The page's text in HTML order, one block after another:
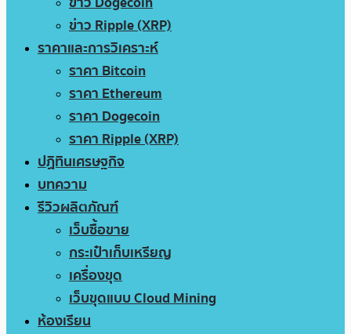
ข่าว Ripple (XRP)
ราคาและการวิเคราะห์
ราคา Bitcoin
ราคา Ethereum
ราคา Dogecoin
ราคา Ripple (XRP)
ปฏิทินเศรษฐกิจ
บทความ
รีวิวผลิตภัณฑ์
เว็บซื้อขาย
กระเป๋าเก็บเหรียญ
เครื่องขุด
เว็บขุดแบบ Cloud Mining
ห้องเรียน